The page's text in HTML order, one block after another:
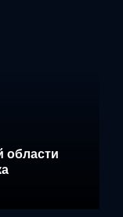
области